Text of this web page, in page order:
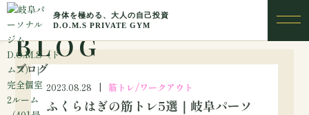
BLOG
ブログ
2023.08.28 筋トレ/ワークアウト
ふくらはぎの筋トレ5選｜岐阜パーソ